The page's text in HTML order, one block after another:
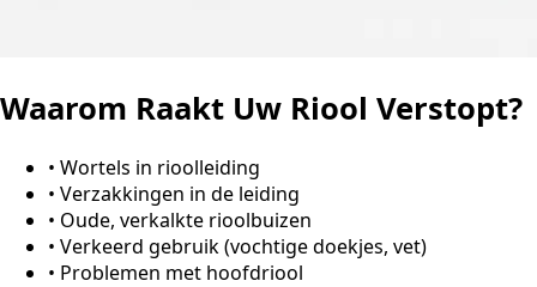
Waarom Raakt Uw Riool Verstopt?
• Wortels in rioolleiding
• Verzakkingen in de leiding
• Oude, verkalkte rioolbuizen
• Verkeerd gebruik (vochtige doekjes, vet)
• Problemen met hoofdriool